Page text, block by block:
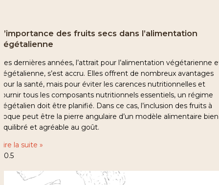
des fruits secs dans l’alimentation
dernières années, l’attrait pour l’alimentation végétarienne
s’est accru. Elles offrent de nombreux avantages
la santé, mais pour éviter les carences nutritionnelles et
tous les composants nutritionnels essentiels, un régime
doit être planifié. Dans ce cas, l’inclusion des fruits à
peut être la pierre angulaire d’un modèle alimentaire bien
et agréable au goût.
la suite »